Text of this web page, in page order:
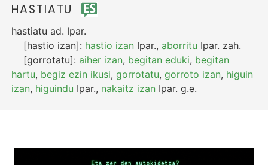
HASTIATU
hastiatu ad. Ipar.
[hastio izan]: hastio izan Ipar.,aborritu Ipar. zah.
[gorrotatu]:aiher izan, begitan eduki, begitan
hartu, begiz ezin ikusi,gorrotatu,gorroto izan, higuin
izan, higuindu Ipar., nakaitz izan Ipar. g.e.